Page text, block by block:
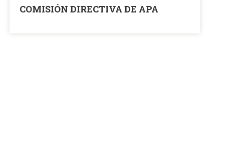
COMISIÓN DIRECTIVA DE APA